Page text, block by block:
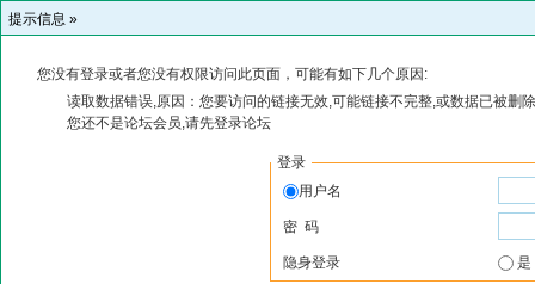
提示信息 »
您没有登录或者您没有权限访问此页面，可能有如下几个原因:
读取数据错误,原因：您要访问的链接无效,可能链接不完整,或数据已被删
您还不是论坛会员,请先登录论坛
登录
用户名
密 码
隐身登录